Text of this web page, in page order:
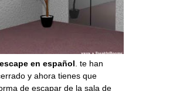
en español . te han
y ahora tienes que
de escapar de la sala de